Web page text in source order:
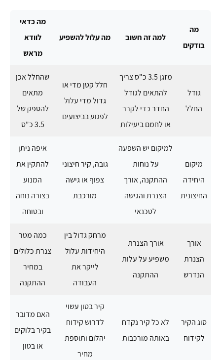
מה
בודקים
למה זה חשוב מה עלול להשפיע
מה כדאי
לוודא
מראש
גודל
החלל
מזגן 3.5 כ"ס צריך
להתאים לגודל
החדר כדי לקרר
או לחמם ביעילות
חלל קטן מדי או
גדול מדי עלול
לפגוע בביצועים
שהחלל אכן
מתאים
להספק של
3.5 כ"ס
מיקום
היחידה
החיצונית
למיקום יש השפעה
על נוחות
ההתקנה, אורך
הצנרת והגישה
לטכנאי
גובה, קיר חיצוני
צפוף או גישה
מורכבת
איפה ניתן
להתקין את
המנוע
בצורה נוחה
ובטוחה
אורך
הצנרת
הנדרש
אורך הצנרת
משפיע על עלות
ההתקנה
מרחק גדול בין
היחידות עלול
לייקר את
העבודה
כמה מטר
צנרת כלולים
במחיר
ההתקנה
סוג הקיר
לקידוח
לא כל קיר נקדח
באותה מורכבות
קיר בטון עשוי
לדרוש קידוח
יהלום ותוספת
מחיר
האם מדובר
בקיר בלוקים
או בטון